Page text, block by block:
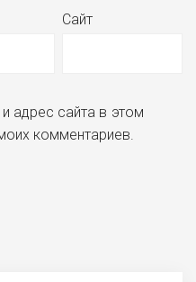
Сайт
адрес сайта в этом
комментариев.